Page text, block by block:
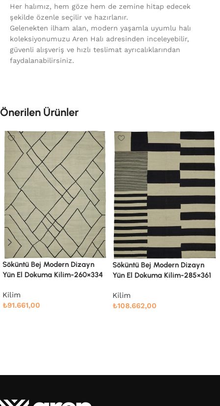
Her halımız, hem göze hem de zemine hitap edecek
şekilde özenle seçilir ve hazırlanır.
Gelenekten ilham alan, modern yaşamla uyumlu halı
koleksiyonumuzu Aren Halı adresinden inceleyebilir,
güvenli alışveriş ve hızlı teslimat ayrıcalıklarından
faydalanabilirsiniz.
Önerilen Ürünler
Söküntü Bej Modern Dizayn
Yün El Dokuma Kilim-285×361
Kilim
₺108.662,00
Söküntü Blue Çizgili Yün El
Dokuma Kilim-238×286
₺71.914,00